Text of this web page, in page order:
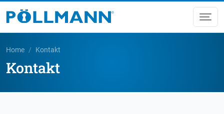
Home Kontakt
Kontakt